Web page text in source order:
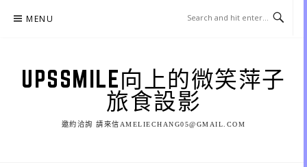
MENU
UPSSMILE向上的微笑萍子
旅食設影
邀約洽詢 請來信AMELIECHANG05@GMAIL.COM